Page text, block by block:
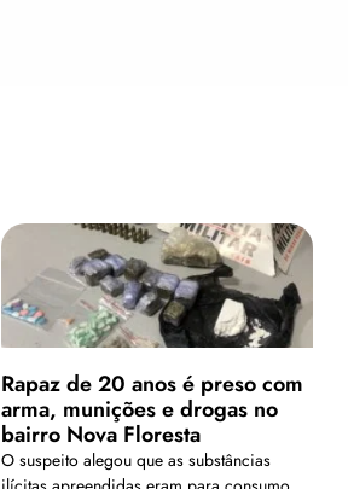
Rapaz de 20 anos é preso com
arma, munições e drogas no
bairro Nova Floresta
O suspeito alegou que as substâncias